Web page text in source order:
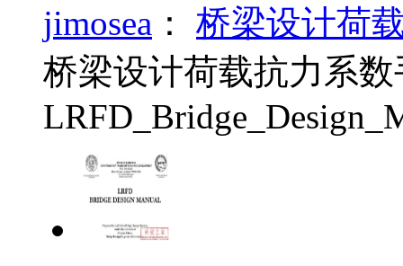
jimosea ： 桥梁设计荷
桥梁设计荷载抗力系